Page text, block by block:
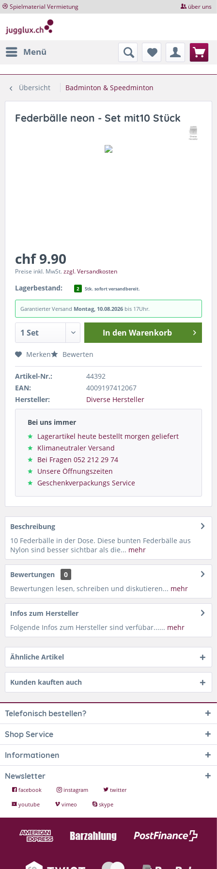
Spielmaterial Vermietung über uns
Menü
Übersicht Badminton & Speedminton
Federbälle neon - Set mit10 Stück
chf 9.90
Preise inkl. MwSt.zzgl. Versandkosten
Lagerbestand: 2 Stk. sofort versandbereit.
Garantierter Versand Montag, 10.08.2026 bis 17Uhr.
In den Warenkorb
Merken Bewerten
Artikel-Nr.:
44392
EAN:
4009197412067
Hersteller:
Diverse Hersteller
Bei uns immer
Lagerartikel heute bestellt morgen geliefert
Klimaneutraler Versand
Bei Fragen 052 212 29 74
Unsere Öffnungszeiten
Geschenkverpackungs Service
Beschreibung
10 Federbälle in der Dose. Diese bunten Federbälle aus
Nylon sind besser sichtbar als die... mehr
Bewertungen
0
Bewertungen lesen, schreiben und diskutieren... mehr
Infos zum Hersteller
Folgende Infos zum Hersteller sind verfübar...... mehr
Ähnliche Artikel
Kunden kauften auch
Telefonisch bestellen?
Shop Service
Informationen
Newsletter
facebook instagram
twitter
youtube
vimeo skype